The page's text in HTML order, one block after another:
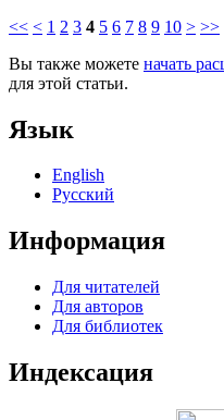
<< < 1 2 3 4 5 6 7 8 9 10 > >>
Вы также можете начать
для этой статьи.
Язык
English
Русский
Информация
Для читателей
Для авторов
Для библиотек
Индексация